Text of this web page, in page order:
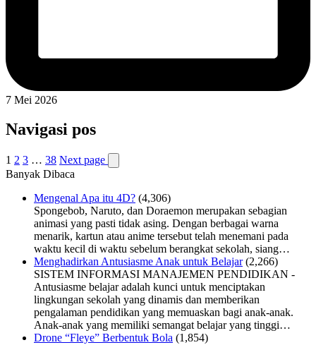
7 Mei 2026
Navigasi pos
1 2 3 … 38 Next page
Banyak Dibaca
Mengenal Apa itu 4D? (4,306)
Spongebob, Naruto, dan Doraemon merupakan sebagian
animasi yang pasti tidak asing. Dengan berbagai warna
menarik, kartun atau anime tersebut telah menemani pada
waktu kecil di waktu sebelum berangkat sekolah, siang…
Menghadirkan Antusiasme Anak untuk Belajar (2,266)
SISTEM INFORMASI MANAJEMEN PENDIDIKAN -
Antusiasme belajar adalah kunci untuk menciptakan
lingkungan sekolah yang dinamis dan memberikan
pengalaman pendidikan yang memuaskan bagi anak-anak.
Anak-anak yang memiliki semangat belajar yang tinggi…
Drone “Fleye” Berbentuk Bola (1,854)